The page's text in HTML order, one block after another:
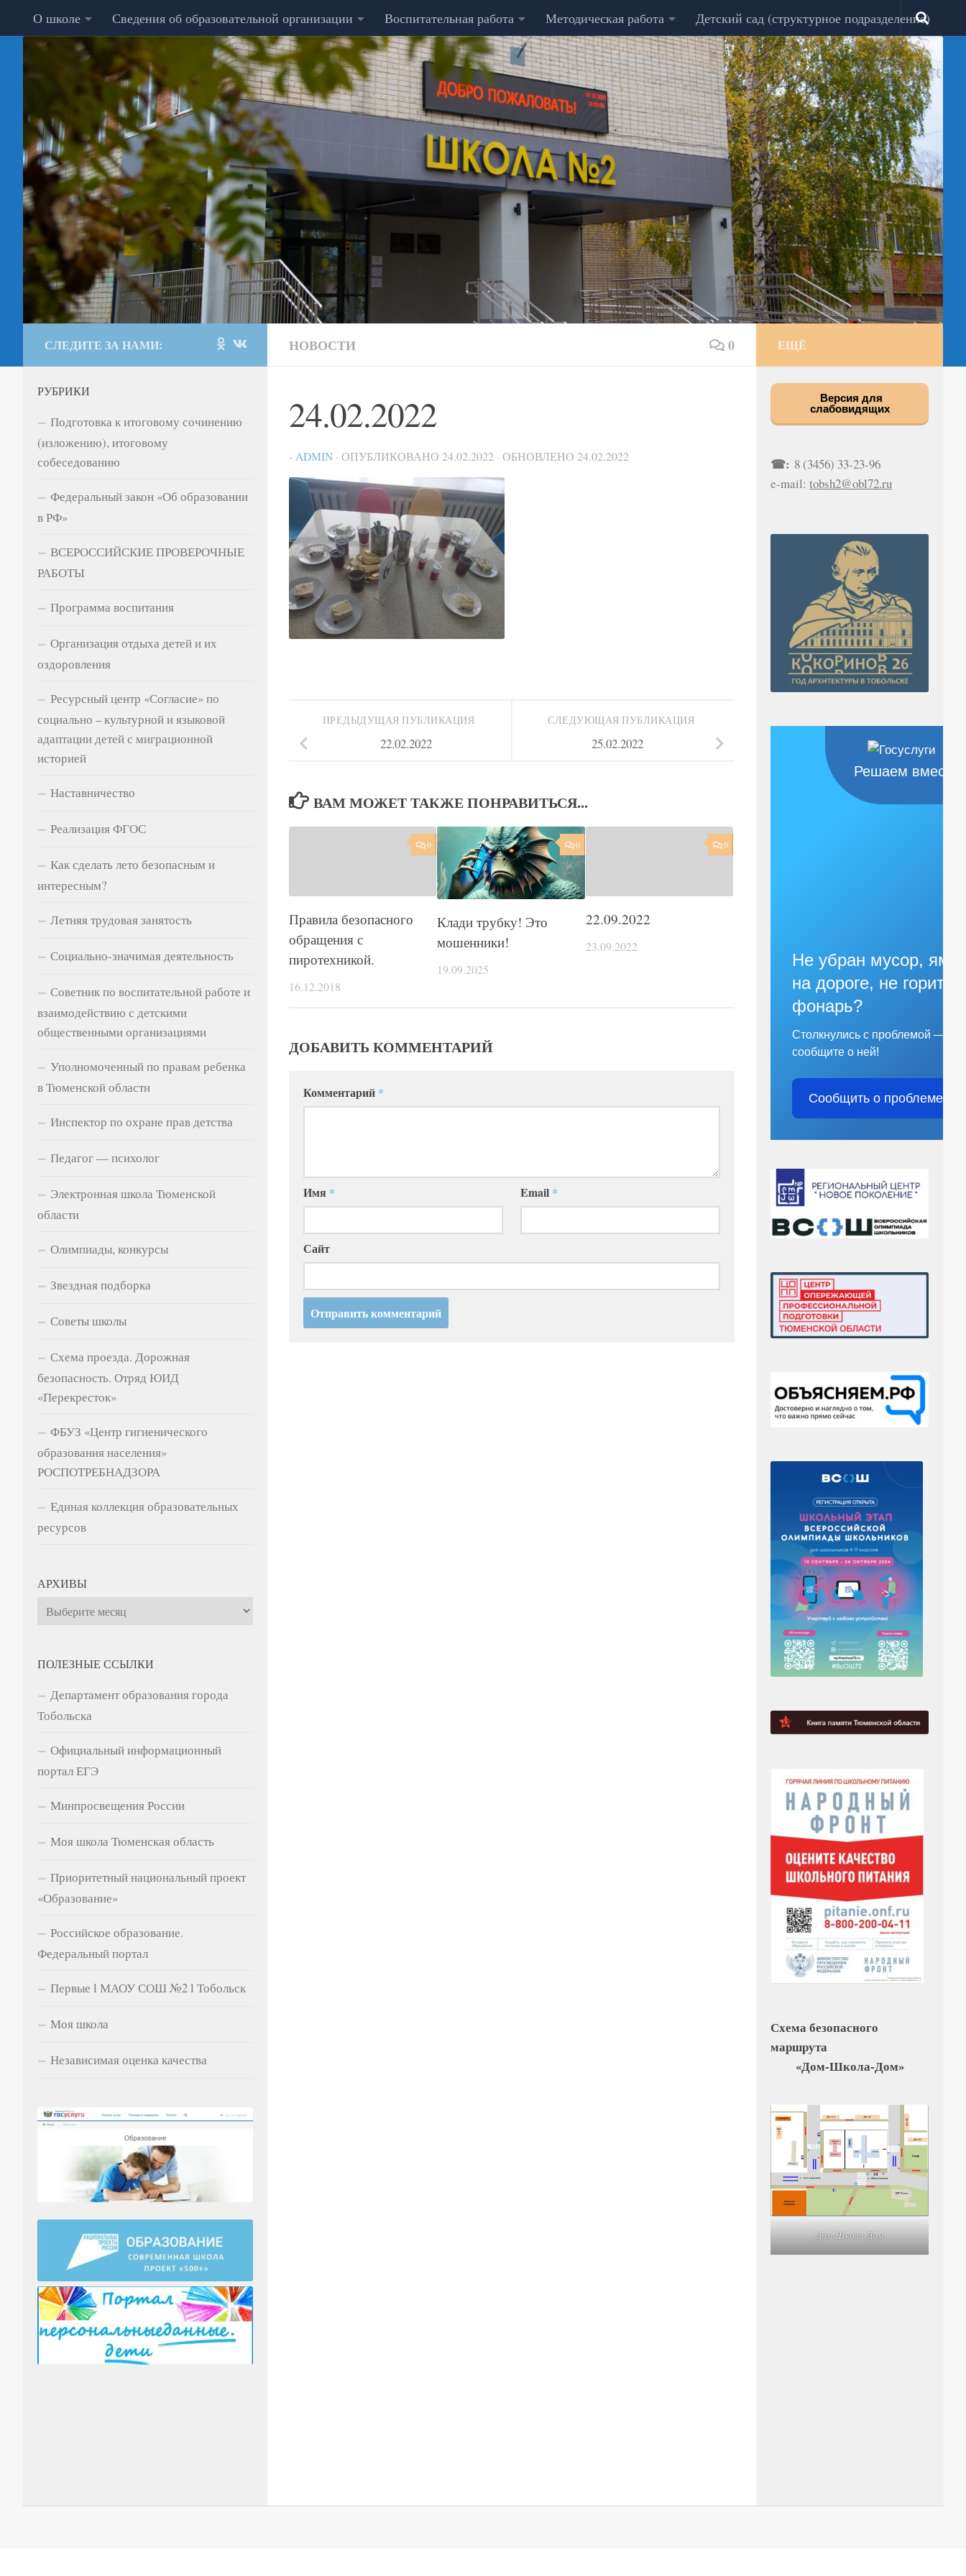
Перейти к содержимому
О школе Сведения об образовательной организации Воспитательная работа Методическая работа Детский сад (структурное подразделение)
НОВОСТИ 0
24.02.2022
- ADMIN · ОПУБЛИКОВАНО 24.02.2022 · ОБНОВЛЕНО 24.02.2022
СЛЕДУЮЩАЯ ПУБЛИКАЦИЯ
25.02.2022
ПРЕДЫДУЩАЯ ПУБЛИКАЦИЯ
22.02.2022
ВАМ МОЖЕТ ТАКЖЕ ПОНРАВИТЬСЯ...
0
Правила безопасного
обращения с
пиротехникой.
16.12.2018
0
Клади трубку! Это
мошенники!
19.09.2025
0
22.09.2022
23.09.2022
ДОБАВИТЬ КОММЕНТАРИЙ
Комментарий *
Имя * Email *
Сайт
СЛЕДИТЕ ЗА НАМИ:
РУБРИКИ
Подготовка к итоговому сочинению
(изложению), итоговому
собеседованию
Федеральный закон «Об образовании
в РФ»
ВСЕРОССИЙСКИЕ ПРОВЕРОЧНЫЕ
РАБОТЫ
Программа воспитания
Организация отдыха детей и их
оздоровления
Ресурсный центр «Согласие» по
социально – культурной и языковой
адаптации детей с миграционной
историей
Наставничество
Реализация ФГОС
Как сделать лето безопасным и
интересным?
Летняя трудовая занятость
Социально-значимая деятельность
Советник по воспитательной работе и
взаимодействию с детскими
общественными организациями
Уполномоченный по правам ребенка
в Тюменской области
Инспектор по охране прав детства
Педагог — психолог
Электронная школа Тюменской
области
Олимпиады, конкурсы
Звездная подборка
Советы школы
Схема проезда. Дорожная
безопасность. Отряд ЮИД
«Перекресток»
ФБУЗ «Центр гигиенического
образования населения»
РОСПОТРЕБНАДЗОРА
Единая коллекция образовательных
ресурсов
АРХИВЫ
Архивы
ПОЛЕЗНЫЕ ССЫЛКИ
Департамент образования города
Тобольска
Официальный информационный
портал ЕГЭ
Минпросвещения России
Моя школа Тюменская область
Приоритетный национальный проект
«Образование»
Российское образование.
Федеральный портал
Первые l МАОУ СОШ №2 l Тобольск
Моя школа
Независимая оценка качества
ЕЩЁ
Версия для
слабовидящих
☎: 8 (3456) 33-23-96
e-mail: tobsh2@obl72.ru
Решаем вместе
Не убран мусор, яма
на дороге, не горит
фонарь?
Столкнулись с проблемой —
сообщите о ней!
Сообщить о проблеме
Схема безопасного
маршрута
«Дом-Школа-Дом»
Дом-Школа-Дом